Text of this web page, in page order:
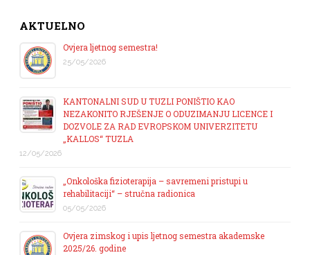
AKTUELNO
Ovjera ljetnog semestra!
25/05/2026
KANTONALNI SUD U TUZLI PONIŠTIO KAO
NEZAKONITO RJEŠENJE O ODUZIMANJU LICENCE I
DOZVOLE ZA RAD EVROPSKOM UNIVERZITETU
„KALLOS“ TUZLA
12/05/2026
„Onkološka fizioterapija – savremeni pristupi u
rehabilitaciji“ – stručna radionica
05/05/2026
Ovjera zimskog i upis ljetnog semestra akademske
2025/26. godine